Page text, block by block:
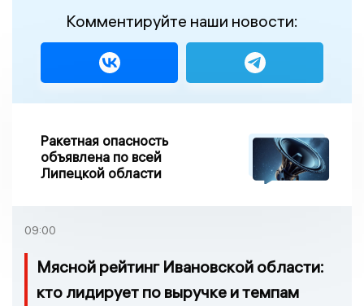
Комментируйте наши новости:
Ракетная опасность
объявлена по всей
Липецкой области
09:00
Мясной рейтинг Ивановской области:
кто лидирует по выручке и темпам